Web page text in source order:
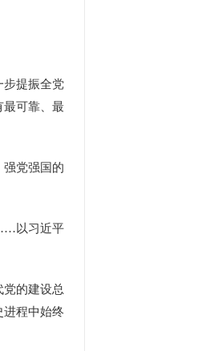
提振全党
最可靠、最
党强国的
以习近平
的建设总
进程中始终